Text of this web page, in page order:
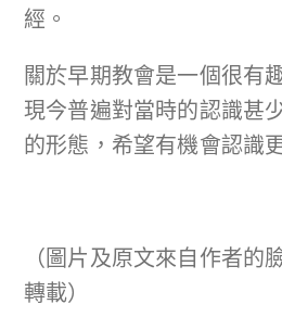
經。
關於早期教會是一個很有
現今普遍對當時的認識甚
的形態，希望有機會認識
（圖片及原文來自作者的
轉載）